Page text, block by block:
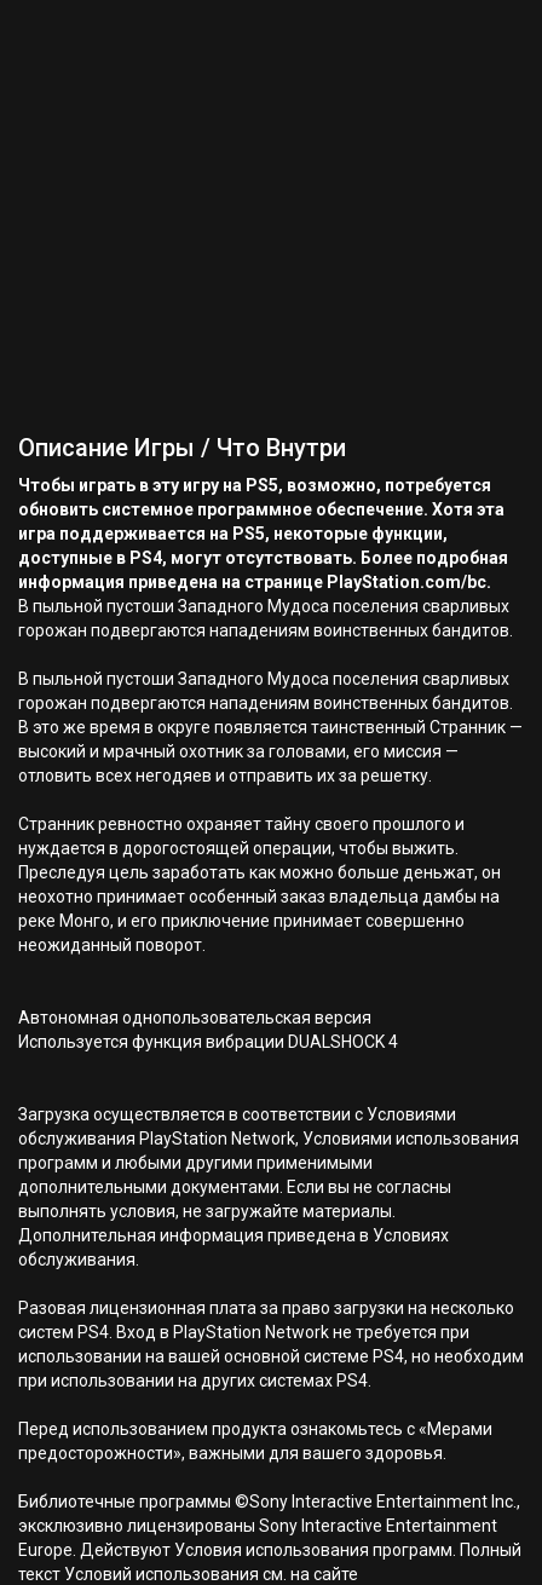
Описание Игры / Что Внутри
Чтобы играть в эту игру на PS5, возможно, потребуется
обновить системное программное обеспечение. Хотя эта
игра поддерживается на PS5, некоторые функции,
доступные в PS4, могут отсутствовать. Более подробная
информация приведена на странице PlayStation.com/bc.
В пыльной пустоши Западного Мудоса поселения сварливых
горожан подвергаются нападениям воинственных бандитов.
В пыльной пустоши Западного Мудоса поселения сварливых
горожан подвергаются нападениям воинственных бандитов.
В это же время в округе появляется таинственный Странник —
высокий и мрачный охотник за головами, его миссия —
отловить всех негодяев и отправить их за решетку.
Странник ревностно охраняет тайну своего прошлого и
нуждается в дорогостоящей операции, чтобы выжить.
Преследуя цель заработать как можно больше деньжат, он
неохотно принимает особенный заказ владельца дамбы на
реке Монго, и его приключение принимает совершенно
неожиданный поворот.
Автономная однопользовательская версия
Используется функция вибрации DUALSHOCK 4
Загрузка осуществляется в соответствии с Условиями
обслуживания PlayStation Network, Условиями использования
программ и любыми другими применимыми
дополнительными документами. Если вы не согласны
выполнять условия, не загружайте материалы.
Дополнительная информация приведена в Условиях
обслуживания.
Разовая лицензионная плата за право загрузки на несколько
систем PS4. Вход в PlayStation Network не требуется при
использовании на вашей основной системе PS4, но необходим
при использовании на других системах PS4.
Перед использованием продукта ознакомьтесь с «Мерами
предосторожности», важными для вашего здоровья.
Библиотечные программы ©Sony Interactive Entertainment Inc.,
эксклюзивно лицензированы Sony Interactive Entertainment
Europe. Действуют Условия использования программ. Полный
текст Условий использования см. на сайте